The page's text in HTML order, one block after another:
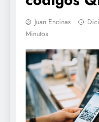
Juan Encinas
Minutos